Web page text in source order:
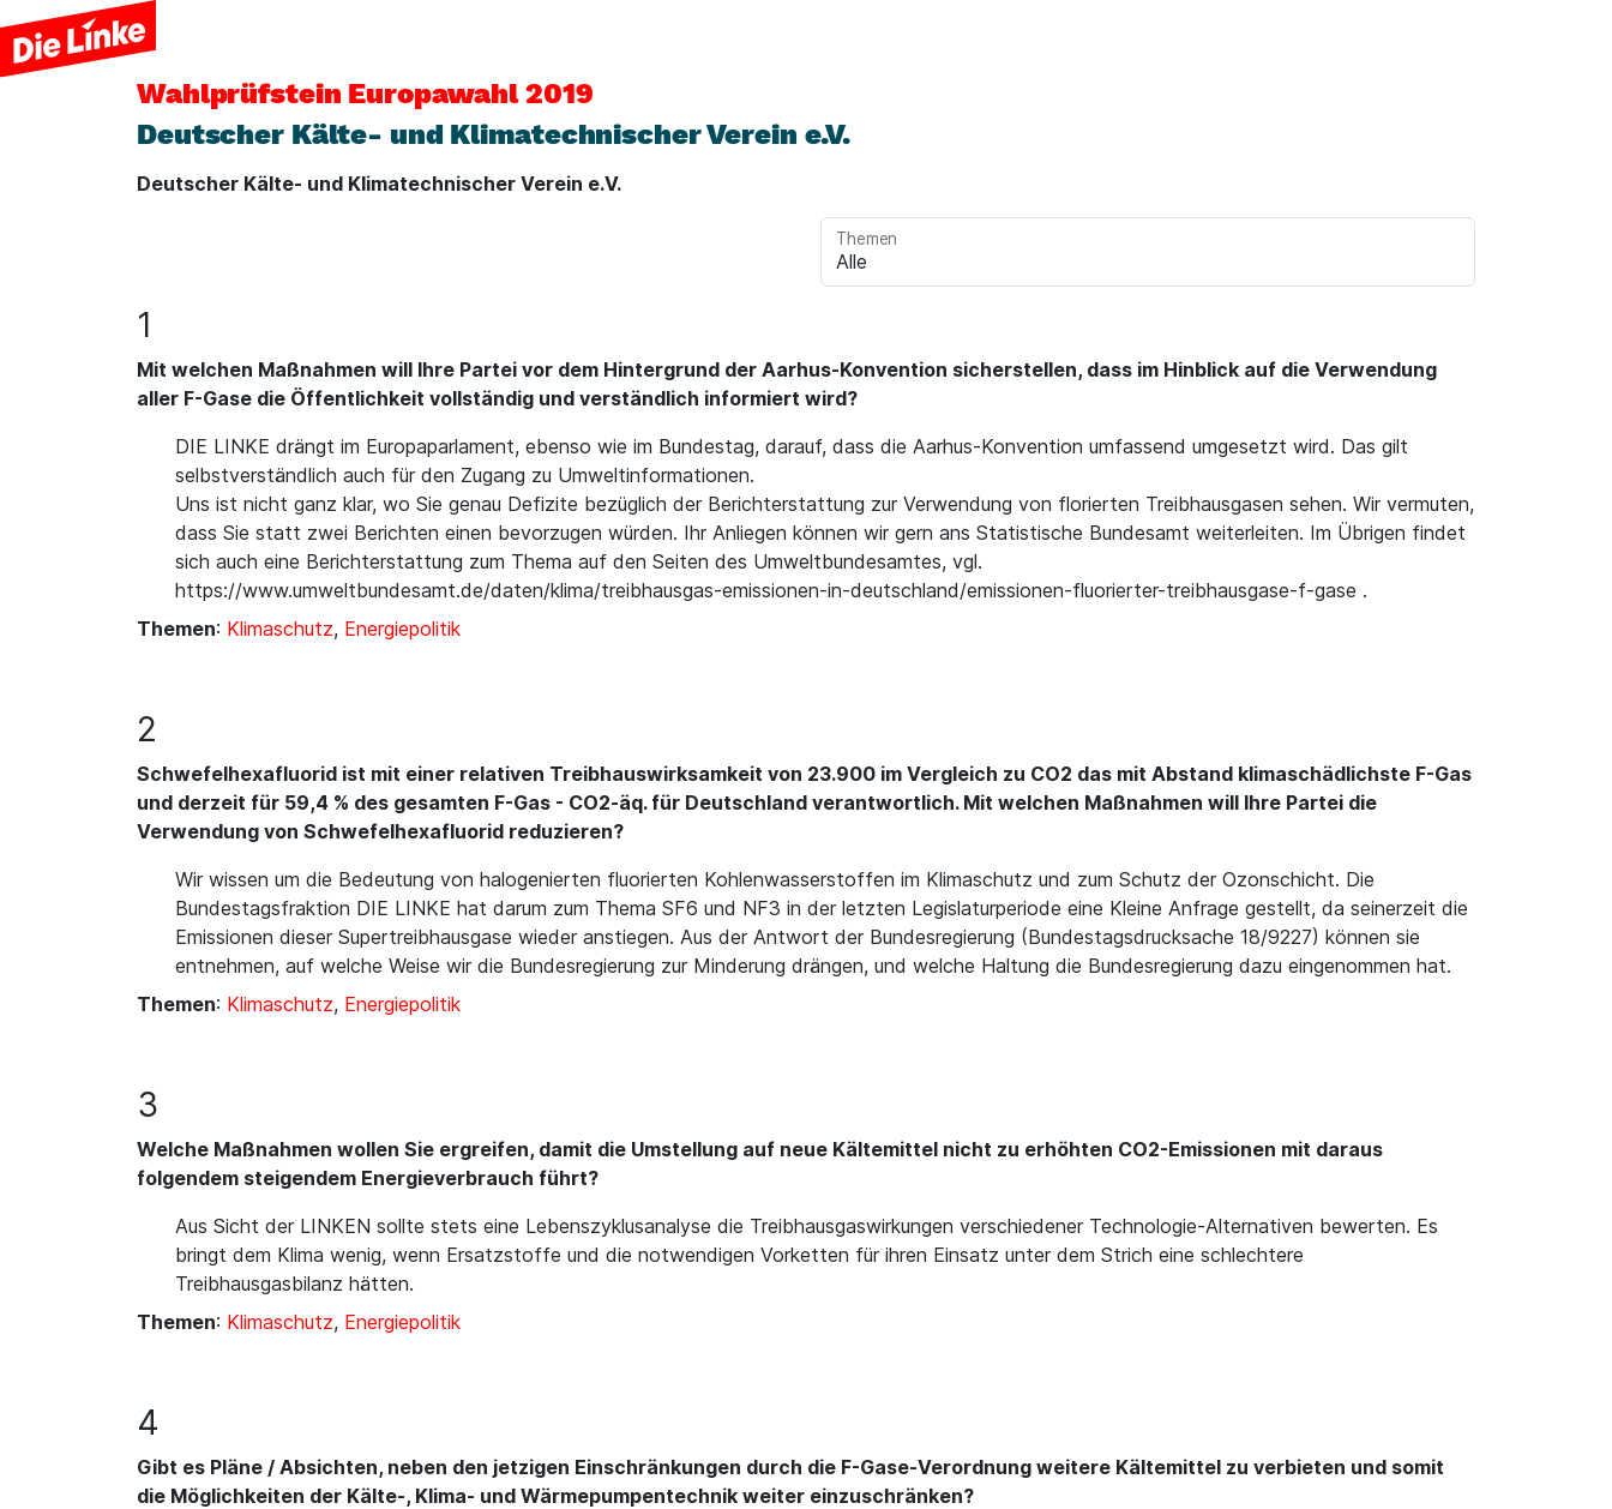
Wahlprüfstein Europawahl 2019
Deutscher Kälte- und Klimatechnischer Verein e.V.
Deutscher Kälte- und Klimatechnischer Verein e.V.
Themen
1
Mit welchen Maßnahmen will Ihre Partei vor dem Hintergrund der Aarhus-Konvention sicherstellen, dass im Hinblick auf die Verwendung
aller F-Gase die Öffentlichkeit vollständig und verständlich informiert wird?
DIE LINKE drängt im Europaparlament, ebenso wie im Bundestag, darauf, dass die Aarhus-Konvention umfassend umgesetzt wird. Das gilt
selbstverständlich auch für den Zugang zu Umweltinformationen.
Uns ist nicht ganz klar, wo Sie genau Defizite bezüglich der Berichterstattung zur Verwendung von florierten Treibhausgasen sehen. Wir vermuten,
dass Sie statt zwei Berichten einen bevorzugen würden. Ihr Anliegen können wir gern ans Statistische Bundesamt weiterleiten. Im Übrigen findet
sich auch eine Berichterstattung zum Thema auf den Seiten des Umweltbundesamtes, vgl.
https://www.umweltbundesamt.de/daten/klima/treibhausgas-emissionen-in-deutschland/emissionen-fluorierter-treibhausgase-f-gase .
Themen: Klimaschutz, Energiepolitik
2
Schwefelhexafluorid ist mit einer relativen Treibhauswirksamkeit von 23.900 im Vergleich zu CO2 das mit Abstand klimaschädlichste F-Gas
und derzeit für 59,4 % des gesamten F-Gas - CO2-äq. für Deutschland verantwortlich. Mit welchen Maßnahmen will Ihre Partei die
Verwendung von Schwefelhexafluorid reduzieren?
Wir wissen um die Bedeutung von halogenierten fluorierten Kohlenwasserstoffen im Klimaschutz und zum Schutz der Ozonschicht. Die
Bundestagsfraktion DIE LINKE hat darum zum Thema SF6 und NF3 in der letzten Legislaturperiode eine Kleine Anfrage gestellt, da seinerzeit die
Emissionen dieser Supertreibhausgase wieder anstiegen. Aus der Antwort der Bundesregierung (Bundestagsdrucksache 18/9227) können sie
entnehmen, auf welche Weise wir die Bundesregierung zur Minderung drängen, und welche Haltung die Bundesregierung dazu eingenommen hat.
Themen: Klimaschutz, Energiepolitik
3
Welche Maßnahmen wollen Sie ergreifen, damit die Umstellung auf neue Kältemittel nicht zu erhöhten CO2-Emissionen mit daraus
folgendem steigendem Energieverbrauch führt?
Aus Sicht der LINKEN sollte stets eine Lebenszyklusanalyse die Treibhausgaswirkungen verschiedener Technologie-Alternativen bewerten. Es
bringt dem Klima wenig, wenn Ersatzstoffe und die notwendigen Vorketten für ihren Einsatz unter dem Strich eine schlechtere
Treibhausgasbilanz hätten.
Themen: Klimaschutz, Energiepolitik
4
Gibt es Pläne / Absichten, neben den jetzigen Einschränkungen durch die F-Gase-Verordnung weitere Kältemittel zu verbieten und somit
die Möglichkeiten der Kälte-, Klima- und Wärmepumpentechnik weiter einzuschränken?